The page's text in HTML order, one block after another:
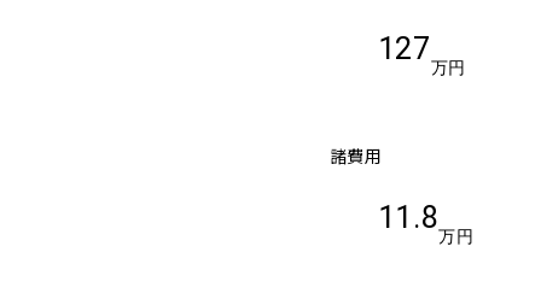
127
万円
諸費用
11.8
万円